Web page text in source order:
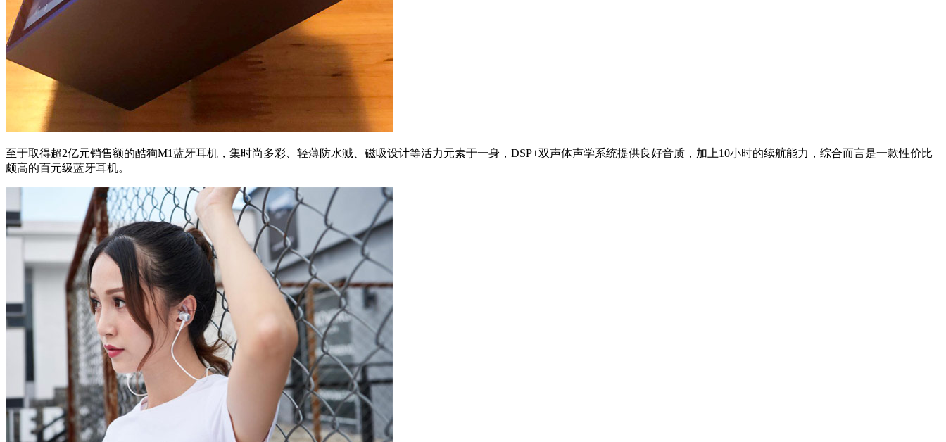
至于取得超2亿元销售额的酷狗M1蓝牙耳机，集时尚多彩、轻薄防水溅、磁吸设计等活力元素于一身，DSP+双声体声学系统提供良好音质，加上10小时的续航能力，综合而言是一款性价比
颇高的百元级蓝牙耳机。